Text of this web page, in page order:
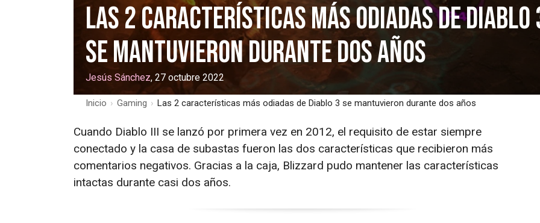
Las 2 características más odiadas de Diablo
se mantuvieron durante dos años
Jesús Sánchez, 27 octubre 2022
Inicio › Gaming › Las 2 características más odiadas de Diablo 3 se mantuvieron durante dos años
Cuando Diablo III se lanzó por primera vez en 2012, el requisito de estar siempre
conectado y la casa de subastas fueron las dos características que recibieron más
comentarios negativos. Gracias a la caja, Blizzard pudo mantener las características
intactas durante casi dos años.